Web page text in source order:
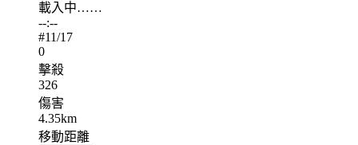
載入中……
--:--
#11/17
0
擊殺
326
傷害
4.35km
移動距離